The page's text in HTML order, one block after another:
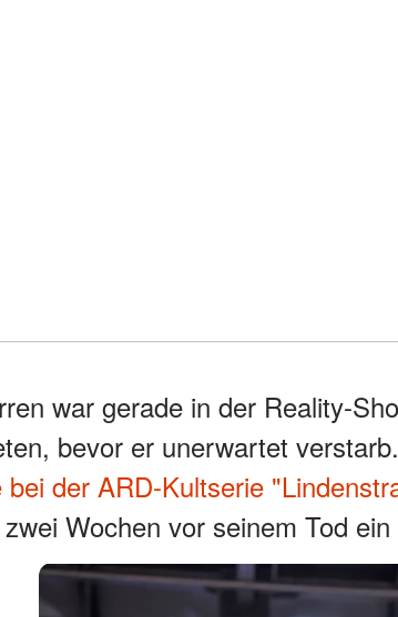
war gerade in der Reality-
bevor er unerwartet
bei der ARD-Kultserie
Wochen vor seinem Tod